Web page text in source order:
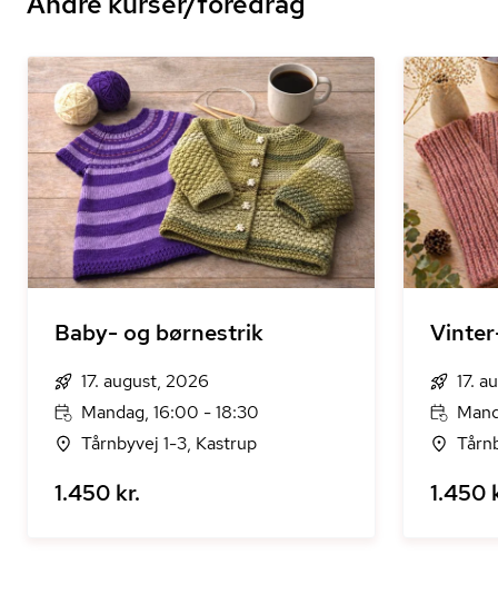
Baby- og børnestrik
17. august, 2026
Mandag, 16:00 - 18:30
Tårnbyvej 1-3, Kastrup
1.450 kr.
17.
1.450